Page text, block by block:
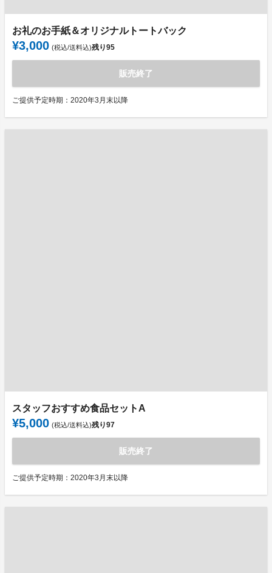
お礼のお手紙＆オリジナルトートバック
¥3,000 (税込/送料込)残り95
販売終了
ご提供予定時期：2020年3月末以降
スタッフおすすめ食品セットA
¥5,000 (税込/送料込)残り97
販売終了
ご提供予定時期：2020年3月末以降